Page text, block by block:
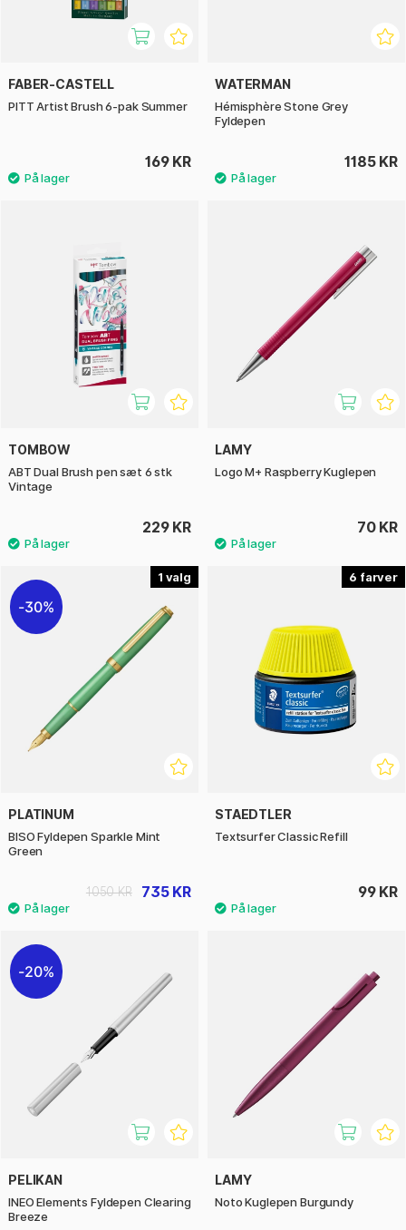
FABER-CASTELL
PITT Artist Brush 6-pak Summer
169 KR
WATERMAN
Hémisphère Stone Grey
Fyldepen
1185 KR
TOMBOW
ABT Dual Brush pen sæt 6 stk
Vintage
229 KR
LAMY
Logo M+ Raspberry Kuglepen
70 KR
1
30%
PLATINUM
BISO Fyldepen Sparkle Mint
Green
735 KR
1050 KR
6
STAEDTLER
Textsurfer Classic Refill
99 KR
20%
PELIKAN
INEO Elements Fyldepen Clearing
Breeze
LAMY
Noto Kuglepen Burgundy